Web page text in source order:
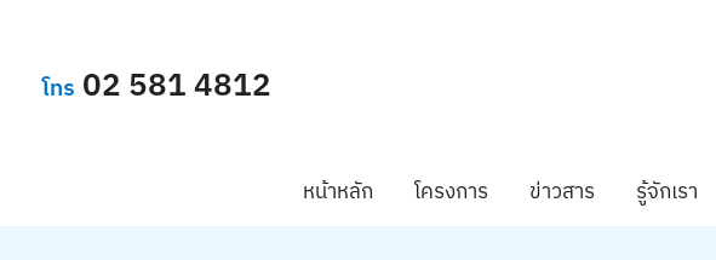
โทร 02 581 4812
หน้าหลัก โครงการ ข่าวสาร รู้จักเรา